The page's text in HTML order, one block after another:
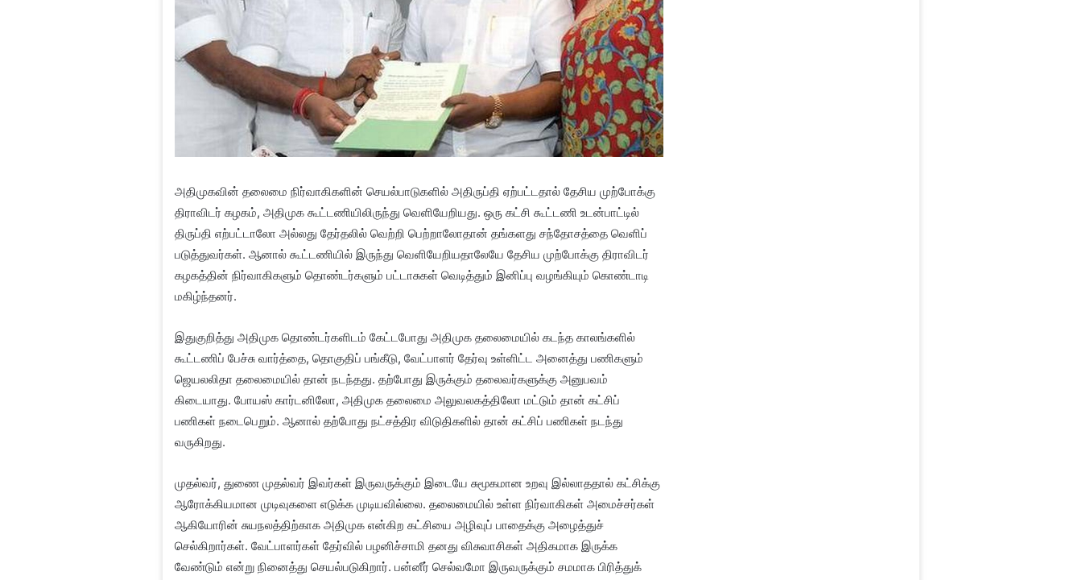
அதிமுகவின் தலைமை நிர்வாகிகளின் செயல்பாடுகளில் அதிருப்தி ஏற்பட்டதால் தேசிய முற்போக்கு
திராவிடர் கழகம், அதிமுக கூட்டணியிலிருந்து வெளியேறியது. ஒரு கட்சி கூட்டணி உடன்பாட்டில்
திருப்தி எற்பட்டாலோ அல்லது தேர்தலில் வெற்றி பெற்றாலோதான் தங்களது சந்தோசத்தை வெளிப்
படுத்துவர்கள். ஆனால் கூட்டணியில் இருந்து வெளியேறியதாலேயே தேசிய முற்போக்கு திராவிடர்
கழகத்தின் நிர்வாகிகளும் தொண்டர்களும் பட்டாசுகள் வெடித்தும் இனிப்பு வழங்கியும் கொண்டாடி
மகிழ்ந்தனர்.
இதுகுறித்து அதிமுக தொண்டர்களிடம் கேட்டபோது அதிமுக தலைமையில் கடந்த காலங்களில்
கூட்டணிப் பேச்சு வார்த்தை, தொகுதிப் பங்கீடு, வேட்பாளர் தேர்வு உள்ளிட்ட அனைத்து பணிகளும்
ஜெயலலிதா தலைமையில் தான் நடந்தது. தற்போது இருக்கும் தலைவர்களுக்கு அனுபவம்
கிடையாது. போயஸ் கார்டனிலோ, அதிமுக தலைமை அலுவலகத்திலோ மட்டும் தான் கட்சிப்
பணிகள் நடைபெறும். ஆனால் தற்போது நட்சத்திர விடுதிகளில் தான் கட்சிப் பணிகள் நடந்து
வருகிறது.
முதல்வர், துணை முதல்வர் இவர்கள் இருவருக்கும் இடையே சுமூகமான உறவு இல்லாததால் கட்சிக்கு
ஆரோக்கியமான முடிவுகளை எடுக்க முடியவில்லை. தலைமையில் உள்ள நிர்வாகிகள் அமைச்சர்கள்
ஆகியோரின் சுயநலத்திற்காக அதிமுக என்கிற கட்சியை அழிவுப் பாதைக்கு அழைத்துச்
செல்கிறார்கள். வேட்பாளர்கள் தேர்வில் பழனிச்சாமி தனது விசுவாசிகள் அதிகமாக இருக்க
வேண்டும் என்று நினைத்து செயல்படுகிறார். பன்னீர் செல்வமோ இருவருக்கும் சமமாக பிரித்துக்